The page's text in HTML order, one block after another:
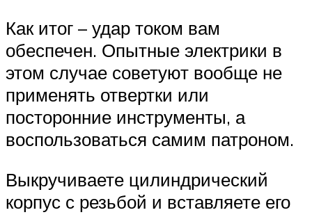
Как итог – удар током вам
обеспечен. Опытные электрики в
этом случае советуют вообще не
применять отвертки или
посторонние инструменты, а
воспользоваться самим патроном.
Выкручиваете цилиндрический
корпус с резьбой и вставляете его